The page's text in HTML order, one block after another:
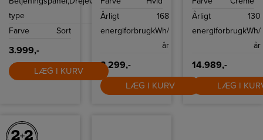
type
Farve Sort
3.999,-
LÆG I KURV
længere.
Årligt
energiforbrug
168
kWh/
år
3.299,-
LÆG I KURV
Årligt
energiforbrug
130
kWh/
år
14.989,-
LÆG I